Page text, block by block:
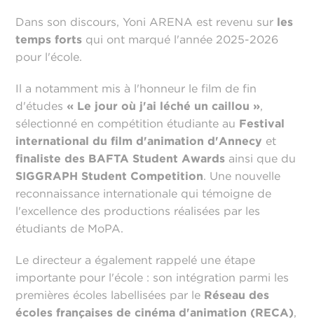
Dans son discours, Yoni ARENA est revenu sur les
temps forts qui ont marqué l'année 2025-2026
pour l'école.
Il a notamment mis à l'honneur le film de fin
d'études « Le jour où j'ai léché un caillou »,
sélectionné en compétition étudiante au Festival
international du film d'animation d'Annecy et
finaliste des BAFTA Student Awards ainsi que du
SIGGRAPH Student Competition. Une nouvelle
reconnaissance internationale qui témoigne de
l'excellence des productions réalisées par les
étudiants de MoPA.
Le directeur a également rappelé une étape
importante pour l'école : son intégration parmi les
premières écoles labellisées par le Réseau des
écoles françaises de cinéma d'animation (RECA),